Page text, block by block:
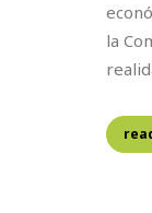
la